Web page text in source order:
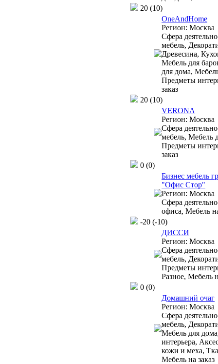
20 (10)
OneAndHome
Регион: Москва
Сфера
мебель,
Древесина,
Мебель для
для дома,
Предметы
заказ
20 (10)
VERONA
Регион: Москва
Сфера
мебель, Мебель
Предметы
заказ
0 (0)
Бизнес мебель
"Офис Стор"
Регион: Москва
Сфера
офиса, Мебель
-20 (-10)
ДИССИ
Регион: Москва
Сфера
мебель,
Предметы
Разное, Мебель
0 (0)
Домашний очаг
Регион: Москва
Сфера
мебель,
Мебель для
интерьера,
кожи и меха,
Мебель на заказ